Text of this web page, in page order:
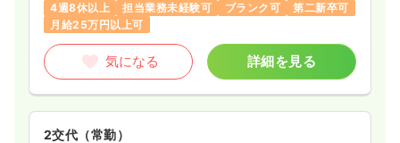
4週8休以上
担当業務未経験可 ブランク可
第二新卒可
月給25万円以上可
気になる 詳細を見る
2交代（常勤）